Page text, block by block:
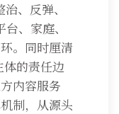
、反弹、
、家庭、
。同时厘清
的责任边
内容服务
制，从源头